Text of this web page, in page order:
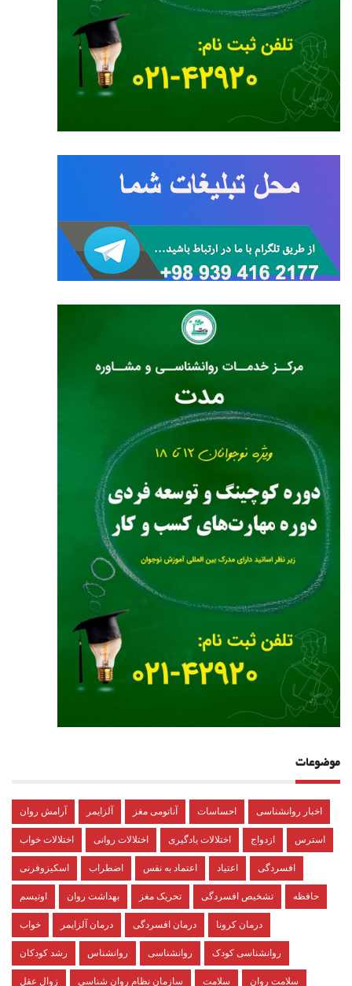
موضوعات
آرامش روان آلزایمر آناتومی مغز احساسات اخبار روانشناسی
اختلالات خواب اختلالات روانی اختلالات یادگیری ازدواج استرس
اسکیزوفرنی اضطراب اعتماد به نفس اعتیاد افسردگی
اوتیسم بهداشت روان تحریک مغز تشخیص افسردگی حافظه
خواب درمان آلزایمر درمان افسردگی درمان کرونا
رشد کودکان روانشناس روانشناسی روانشناسی کودک
زوال عقل سازمان نظام روان شناسی سلامت سلامت روان